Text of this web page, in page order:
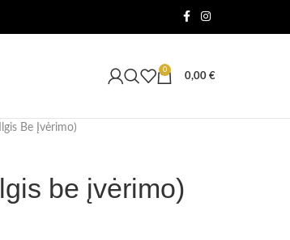
0
0,00 €
Be Įvėrimo)
be įvėrimo)